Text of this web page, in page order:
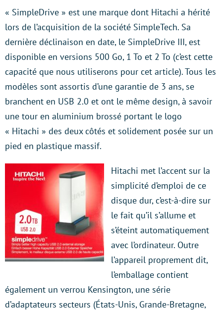
« SimpleDrive » est une marque dont Hitachi a hérité
lors de l’acquisition de la société SimpleTech. Sa
dernière déclinaison en date, le SimpleDrive III, est
disponible en versions 500 Go, 1 To et 2 To (c’est cette
capacité que nous utiliserons pour cet article). Tous les
modèles sont assortis d’une garantie de 3 ans, se
branchent en USB 2.0 et ont le même design, à savoir
une tour en aluminium brossé portant le logo
« Hitachi » des deux côtés et solidement posée sur un
pied en plastique massif.
Hitachi met l’accent sur la
simplicité d’emploi de ce
disque dur, c’est-à-dire sur
le fait qu’il s’allume et
s’éteint automatiquement
avec l’ordinateur. Outre
l’appareil proprement dit,
l’emballage contient
également un verrou Kensington, une série
d’adaptateurs secteurs (États-Unis, Grande-Bretagne,